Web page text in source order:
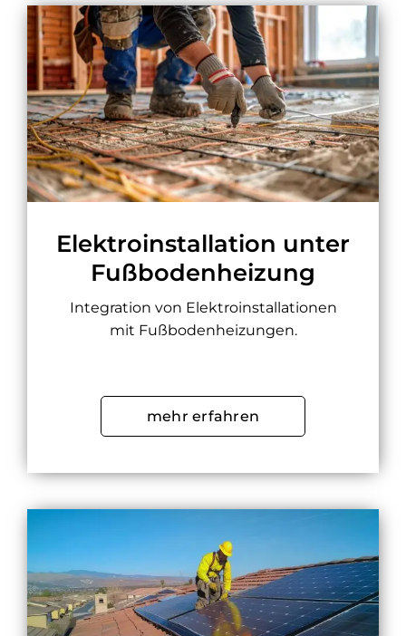
Elektroinstallation unter
Fußbodenheizung
Integration von Elektroinstallationen
mit Fußbodenheizungen.
mehr erfahren